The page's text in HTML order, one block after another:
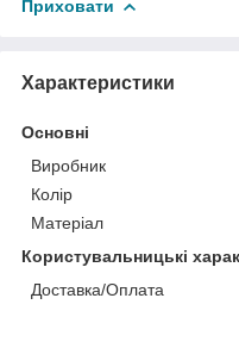
Приховати
Характеристики
Основні
Виробник
Колір
Матеріал
Користувальницькі
Доставка/Оплата